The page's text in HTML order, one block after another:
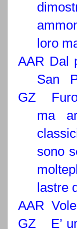
loro
AAR Dal
San
GZ
ma
sono
lastre
AAR
GZ E’